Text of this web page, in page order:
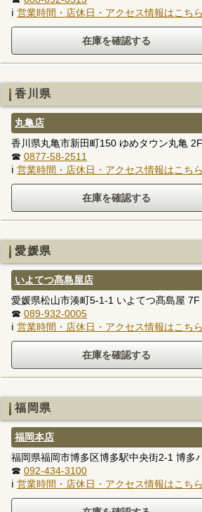
ℹ 営業時間・店休日・アクセス情報はこちら
香川県
丸亀店
香川県丸亀市新田町150 ゆめタウン丸亀 2F
☎ 0877-58-2511
ℹ 営業時間・店休日・アクセス情報はこちら
愛媛県
いよてつ髙島屋店
愛媛県松山市湊町5-1-1 いよてつ髙島屋 7F
☎ 089-932-0005
ℹ 営業時間・店休日・アクセス情報はこちら
福岡県
福岡本店
福岡県福岡市博多区博多駅中央街2-1 博多
☎ 092-434-3100
ℹ 営業時間・店休日・アクセス情報はこちら